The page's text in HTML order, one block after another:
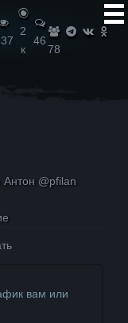
2
к
46
78
Антон @pfilan
вам или